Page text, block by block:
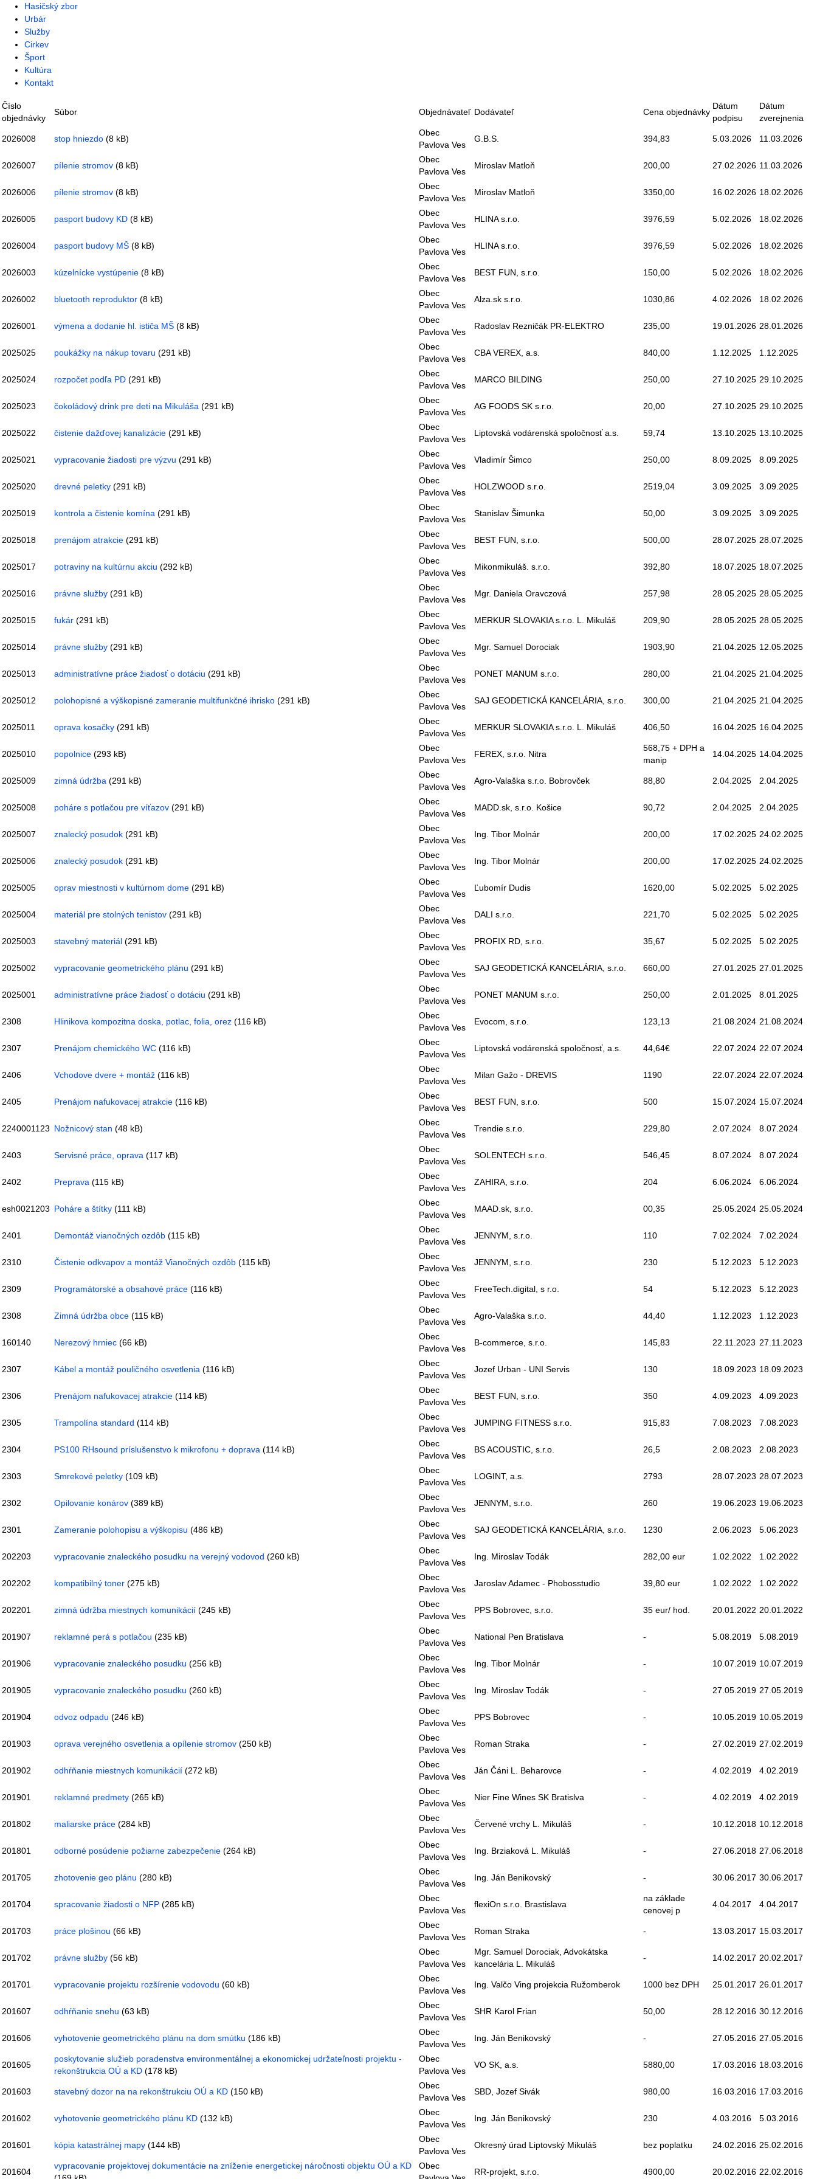
Hasičský zbor
Urbár
Služby
Cirkev
Šport
Kultúra
Kontakt
Číslo
objednávky
Súbor Objednávateľ Dodávateľ Cena objednávky
Dátum
podpisu
Dátum
zverejnenia
2026008 stop hniezdo (8 kB)
Obec
Pavlova Ves
G.B.S. 394,83 5.03.2026 11.03.2026
2026007 pílenie stromov (8 kB)
Obec
Pavlova Ves
Miroslav Matloň 200,00 27.02.2026 11.03.2026
2026006 pílenie stromov (8 kB)
Obec
Pavlova Ves
Miroslav Matloň 3350,00 16.02.2026 18.02.2026
2026005 pasport budovy KD (8 kB)
Obec
Pavlova Ves
HLINA s.r.o. 3976,59 5.02.2026 18.02.2026
2026004 pasport budovy MŠ (8 kB)
Obec
Pavlova Ves
HLINA s.r.o. 3976,59 5.02.2026 18.02.2026
2026003 kúzelnícke vystúpenie (8 kB)
Obec
Pavlova Ves
BEST FUN, s.r.o. 150,00 5.02.2026 18.02.2026
2026002 bluetooth reproduktor (8 kB)
Obec
Pavlova Ves
Alza.sk s.r.o. 1030,86 4.02.2026 18.02.2026
2026001 výmena a dodanie hl. ističa MŠ (8 kB)
Obec
Pavlova Ves
Radoslav Rezničák PR-ELEKTRO 235,00 19.01.2026 28.01.2026
2025025 poukážky na nákup tovaru (291 kB)
Obec
Pavlova Ves
CBA VEREX, a.s. 840,00 1.12.2025 1.12.2025
2025024 rozpočet podľa PD (291 kB)
Obec
Pavlova Ves
MARCO BILDING 250,00 27.10.2025 29.10.2025
2025023 čokoládový drink pre deti na Mikuláša (291 kB)
Obec
Pavlova Ves
AG FOODS SK s.r.o. 20,00 27.10.2025 29.10.2025
2025022 čistenie dažďovej kanalizácie (291 kB)
Obec
Pavlova Ves
Liptovská vodárenská spoločnosť a.s. 59,74 13.10.2025 13.10.2025
2025021 vypracovanie žiadosti pre výzvu (291 kB)
Obec
Pavlova Ves
Vladimír Šimco 250,00 8.09.2025 8.09.2025
2025020 drevné peletky (291 kB)
Obec
Pavlova Ves
HOLZWOOD s.r.o. 2519,04 3.09.2025 3.09.2025
2025019 kontrola a čistenie komína (291 kB)
Obec
Pavlova Ves
Stanislav Šimunka 50,00 3.09.2025 3.09.2025
2025018 prenájom atrakcie (291 kB)
Obec
Pavlova Ves
BEST FUN, s.r.o. 500,00 28.07.2025 28.07.2025
2025017 potraviny na kultúrnu akciu (292 kB)
Obec
Pavlova Ves
Mikonmikuláš. s.r.o. 392,80 18.07.2025 18.07.2025
2025016 právne služby (291 kB)
Obec
Pavlova Ves
Mgr. Daniela Oravczová 257,98 28.05.2025 28.05.2025
2025015 fukár (291 kB)
Obec
Pavlova Ves
MERKUR SLOVAKIA s.r.o. L. Mikuláš 209,90 28.05.2025 28.05.2025
2025014 právne služby (291 kB)
Obec
Pavlova Ves
Mgr. Samuel Dorociak 1903,90 21.04.2025 12.05.2025
2025013 administratívne práce žiadosť o dotáciu (291 kB)
Obec
Pavlova Ves
PONET MANUM s.r.o. 280,00 21.04.2025 21.04.2025
2025012 polohopisné a výškopisné zameranie multifunkčné ihrisko (291 kB)
Obec
Pavlova Ves
SAJ GEODETICKÁ KANCELÁRIA, s.r.o. 300,00 21.04.2025 21.04.2025
2025011 oprava kosačky (291 kB)
Obec
Pavlova Ves
MERKUR SLOVAKIA s.r.o. L. Mikuláš 406,50 16.04.2025 16.04.2025
2025010 popolnice (293 kB)
Obec
Pavlova Ves
FEREX, s.r.o. Nitra
568,75 + DPH a
manip
14.04.2025 14.04.2025
2025009 zimná údržba (291 kB)
Obec
Pavlova Ves
Agro-Valaška s.r.o. Bobrovček 88,80 2.04.2025 2.04.2025
2025008 poháre s potlačou pre víťazov (291 kB)
Obec
Pavlova Ves
MADD.sk, s.r.o. Košice 90,72 2.04.2025 2.04.2025
2025007 znalecký posudok (291 kB)
Obec
Pavlova Ves
Ing. Tibor Molnár 200,00 17.02.2025 24.02.2025
2025006 znalecký posudok (291 kB)
Obec
Pavlova Ves
Ing. Tibor Molnár 200,00 17.02.2025 24.02.2025
2025005 oprav miestnosti v kultúrnom dome (291 kB)
Obec
Pavlova Ves
Ľubomír Dudis 1620,00 5.02.2025 5.02.2025
2025004 materiál pre stolných tenistov (291 kB)
Obec
Pavlova Ves
DALI s.r.o. 221,70 5.02.2025 5.02.2025
2025003 stavebný materiál (291 kB)
Obec
Pavlova Ves
PROFIX RD, s.r.o. 35,67 5.02.2025 5.02.2025
2025002 vypracovanie geometrického plánu (291 kB)
Obec
Pavlova Ves
SAJ GEODETICKÁ KANCELÁRIA, s.r.o. 660,00 27.01.2025 27.01.2025
2025001 administratívne práce žiadosť o dotáciu (291 kB)
Obec
Pavlova Ves
PONET MANUM s.r.o. 250,00 2.01.2025 8.01.2025
2308 Hlinikova kompozitna doska, potlac, folia, orez (116 kB)
Obec
Pavlova Ves
Evocom, s.r.o. 123,13 21.08.2024 21.08.2024
2307 Prenájom chemického WC (116 kB)
Obec
Pavlova Ves
Liptovská vodárenská spoločnosť, a.s. 44,64€ 22.07.2024 22.07.2024
2406 Vchodove dvere + montáž (116 kB)
Obec
Pavlova Ves
Milan Gažo - DREVIS 1190 22.07.2024 22.07.2024
2405 Prenájom nafukovacej atrakcie (116 kB)
Obec
Pavlova Ves
BEST FUN, s.r.o. 500 15.07.2024 15.07.2024
2240001123 Nožnicový stan (48 kB)
Obec
Pavlova Ves
Trendie s.r.o. 229,80 2.07.2024 8.07.2024
2403 Servisné práce, oprava (117 kB)
Obec
Pavlova Ves
SOLENTECH s.r.o. 546,45 8.07.2024 8.07.2024
2402 Preprava (115 kB)
Obec
Pavlova Ves
ZAHIRA, s.r.o. 204 6.06.2024 6.06.2024
esh0021203 Poháre a štítky (111 kB)
Obec
Pavlova Ves
MAAD.sk, s.r.o. 00,35 25.05.2024 25.05.2024
2401 Demontáž vianočných ozdôb (115 kB)
Obec
Pavlova Ves
JENNYM, s.r.o. 110 7.02.2024 7.02.2024
2310 Čistenie odkvapov a montáž Vianočných ozdôb (115 kB)
Obec
Pavlova Ves
JENNYM, s.r.o. 230 5.12.2023 5.12.2023
2309 Programátorské a obsahové práce (116 kB)
Obec
Pavlova Ves
FreeTech.digital, s r.o. 54 5.12.2023 5.12.2023
2308 Zimná údržba obce (115 kB)
Obec
Pavlova Ves
Agro-Valaška s.r.o. 44,40 1.12.2023 1.12.2023
160140 Nerezový hrniec (66 kB)
Obec
Pavlova Ves
B-commerce, s.r.o. 145,83 22.11.2023 27.11.2023
2307 Kábel a montáž pouličného osvetlenia (116 kB)
Obec
Pavlova Ves
Jozef Urban - UNI Servis 130 18.09.2023 18.09.2023
2306 Prenájom nafukovacej atrakcie (114 kB)
Obec
Pavlova Ves
BEST FUN, s.r.o. 350 4.09.2023 4.09.2023
2305 Trampolína standard (114 kB)
Obec
Pavlova Ves
JUMPING FITNESS s.r.o. 915,83 7.08.2023 7.08.2023
2304 PS100 RHsound príslušenstvo k mikrofonu + doprava (114 kB)
Obec
Pavlova Ves
BS ACOUSTIC, s.r.o. 26,5 2.08.2023 2.08.2023
2303 Smrekové peletky (109 kB)
Obec
Pavlova Ves
LOGINT, a.s. 2793 28.07.2023 28.07.2023
2302 Opilovanie konárov (389 kB)
Obec
Pavlova Ves
JENNYM, s.r.o. 260 19.06.2023 19.06.2023
2301 Zameranie polohopisu a výškopisu (486 kB)
Obec
Pavlova Ves
SAJ GEODETICKÁ KANCELÁRIA, s.r.o. 1230 2.06.2023 5.06.2023
202203 vypracovanie znaleckého posudku na verejný vodovod (260 kB)
Obec
Pavlova Ves
Ing. Miroslav Todák 282,00 eur 1.02.2022 1.02.2022
202202 kompatibilný toner (275 kB)
Obec
Pavlova Ves
Jaroslav Adamec - Phobosstudio 39,80 eur 1.02.2022 1.02.2022
202201 zimná údržba miestnych komunikácií (245 kB)
Obec
Pavlova Ves
PPS Bobrovec, s.r.o. 35 eur/ hod. 20.01.2022 20.01.2022
201907 reklamné perá s potlačou (235 kB)
Obec
Pavlova Ves
National Pen Bratislava - 5.08.2019 5.08.2019
201906 vypracovanie znaleckého posudku (256 kB)
Obec
Pavlova Ves
Ing. Tibor Molnár - 10.07.2019 10.07.2019
201905 vypracovanie znaleckého posudku (260 kB)
Obec
Pavlova Ves
Ing. Miroslav Todák - 27.05.2019 27.05.2019
201904 odvoz odpadu (246 kB)
Obec
Pavlova Ves
PPS Bobrovec - 10.05.2019 10.05.2019
201903 oprava verejného osvetlenia a opílenie stromov (250 kB)
Obec
Pavlova Ves
Roman Straka - 27.02.2019 27.02.2019
201902 odhŕňanie miestnych komunikácií (272 kB)
Obec
Pavlova Ves
Ján Čáni L. Beharovce - 4.02.2019 4.02.2019
201901 reklamné predmety (265 kB)
Obec
Pavlova Ves
Nier Fine Wines SK Bratislva - 4.02.2019 4.02.2019
201802 maliarske práce (284 kB)
Obec
Pavlova Ves
Červené vrchy L. Mikuláš - 10.12.2018 10.12.2018
201801 odborné posúdenie požiarne zabezpečenie (264 kB)
Obec
Pavlova Ves
Ing. Brziaková L. Mikuláš - 27.06.2018 27.06.2018
201705 zhotovenie geo plánu (280 kB)
Obec
Pavlova Ves
Ing. Ján Benikovský - 30.06.2017 30.06.2017
201704 spracovanie žiadosti o NFP (285 kB)
Obec
Pavlova Ves
flexiOn s.r.o. Brastislava
na základe
cenovej p
4.04.2017 4.04.2017
201703 práce plošinou (66 kB)
Obec
Pavlova Ves
Roman Straka - 13.03.2017 15.03.2017
201702 právne služby (56 kB)
Obec
Pavlova Ves
Mgr. Samuel Dorociak, Advokátska
kancelária L. Mikuláš
- 14.02.2017 20.02.2017
201701 vypracovanie projektu rozšírenie vodovodu (60 kB)
Obec
Pavlova Ves
Ing. Valčo Ving projekcia Ružomberok 1000 bez DPH 25.01.2017 26.01.2017
201607 odhŕňanie snehu (63 kB)
Obec
Pavlova Ves
SHR Karol Frian 50,00 28.12.2016 30.12.2016
201606 vyhotovenie geometrického plánu na dom smútku (186 kB)
Obec
Pavlova Ves
Ing. Ján Benikovský - 27.05.2016 27.05.2016
201605
poskytovanie služieb poradenstva environmentálnej a ekonomickej udržateľnosti projektu -
rekonštrukcia OÚ a KD (178 kB)
Obec
Pavlova Ves
VO SK, a.s. 5880,00 17.03.2016 18.03.2016
201603 stavebný dozor na na rekonštrukciu OÚ a KD (150 kB)
Obec
Pavlova Ves
SBD, Jozef Sivák 980,00 16.03.2016 17.03.2016
201602 vyhotovenie geometrického plánu KD (132 kB)
Obec
Pavlova Ves
Ing. Ján Benikovský 230 4.03.2016 5.03.2016
201601 kópia katastrálnej mapy (144 kB)
Obec
Pavlova Ves
Okresný úrad Liptovský Mikuláš bez poplatku 24.02.2016 25.02.2016
201604
vypracovanie projektovej dokumentácie na zníženie energetickej náročnosti objektu OÚ a KD
Obec
RR-projekt, s.r.o. 4900,00 20.02.2016 22.02.2016